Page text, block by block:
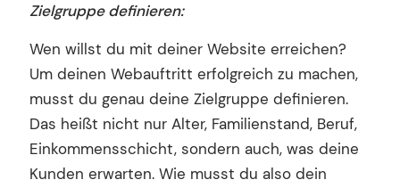
Zielgruppe definieren:
Wen willst du mit deiner Website erreichen?
Um deinen Webauftritt erfolgreich zu machen,
musst du genau deine Zielgruppe definieren.
Das heißt nicht nur Alter, Familienstand, Beruf,
Einkommensschicht, sondern auch, was deine
Kunden erwarten. Wie musst du also dein